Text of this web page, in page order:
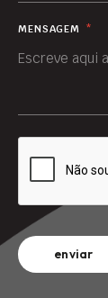
MENSAGEM *
enviar